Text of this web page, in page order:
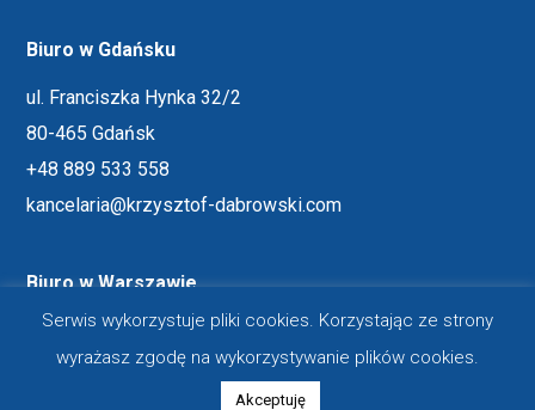
Biuro w Gdańsku
ul. Franciszka Hynka 32/2
80-465 Gdańsk
+48 889 533 558
kancelaria@krzysztof-dabrowski.com
Biuro w Warszawie
ul. Hoża 86/410
00-682 Warszawa
Serwis wykorzystuje pliki cookies. Korzystając ze strony
wyrażasz zgodę na wykorzystywanie plików cookies.
Akceptuję